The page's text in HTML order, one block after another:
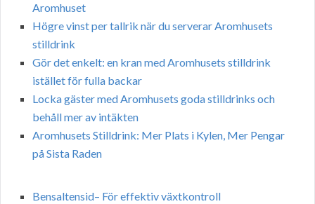
Aromhuset
Högre vinst per tallrik när du serverar Aromhusets
stilldrink
Gör det enkelt: en kran med Aromhusets stilldrink
istället för fulla backar
Locka gäster med Aromhusets goda stilldrinks och
behåll mer av intäkten
Aromhusets Stilldrink: Mer Plats i Kylen, Mer Pengar
på Sista Raden
Bensaltensid– För effektiv växtkontroll